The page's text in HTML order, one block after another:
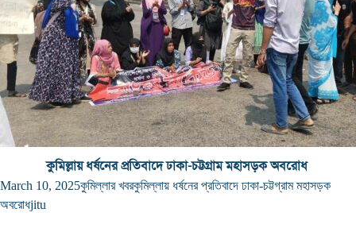
কুমিল্লায় ধর্ষনের প্রতিবাদে ঢাকা-চট্টগ্রাম মহাসড়ক অবরোধ
March 10, 2025কুমিল্লার খবরকুমিল্লায় ধর্ষনের প্রতিবাদে ঢাকা-চট্টগ্রাম মহাসড়ক
অবরোধjitu